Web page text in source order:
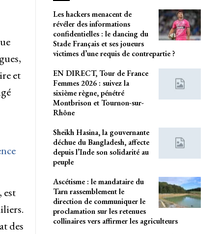
et
est
des
Les hackers menacent de
révéler des informations
confidentielles : le dancing du
Stade Français et ses joueurs
victimes d’une requis de contrepartie ?
EN DIRECT, Tour de France
Femmes 2026 : suivez la
sixième règne, pénétré
Montbrison et Tournon-sur-
Rhône
Sheikh Hasina, la gouvernante
déchue du Bangladesh, affecte
depuis l’Inde son solidarité au
peuple
Ascétisme : le mandataire du
Tarn rassemblement le
direction de communiquer le
proclamation sur les retenues
collinaires vers affirmer les agriculteurs